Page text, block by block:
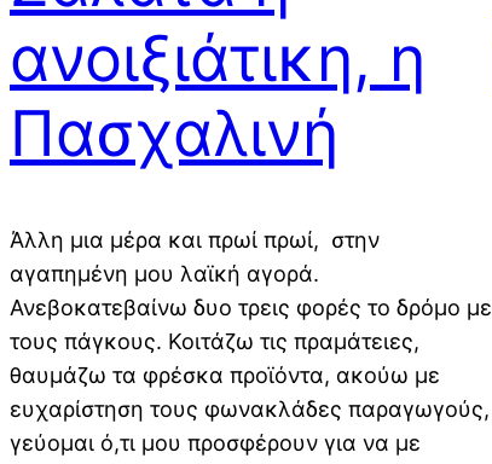
ανοιξιάτικη, η
Πασχαλινή
Άλλη μια μέρα και πρωί πρωί, στην
αγαπημένη μου λαϊκή αγορά.
Ανεβοκατεβαίνω δυο τρεις φορές το δρόμο με
τους πάγκους. Κοιτάζω τις πραμάτειες,
θαυμάζω τα φρέσκα προϊόντα, ακούω με
ευχαρίστηση τους φωνακλάδες παραγωγούς,
γεύομαι ό,τι μου προσφέρουν για να με